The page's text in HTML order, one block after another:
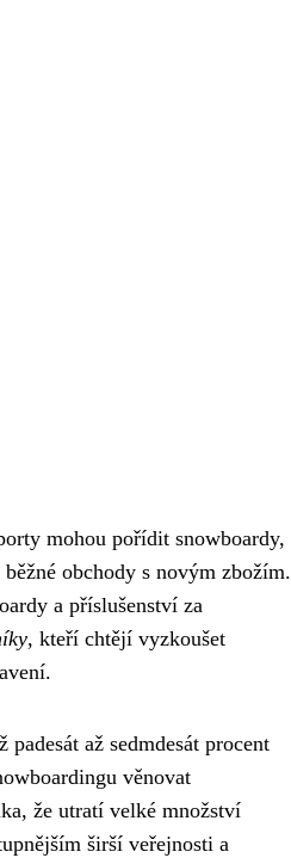
mohou pořídit snowboardy,
obchody s novým zbožím.
a příslušenství za
, kteří chtějí vyzkoušet
padesát až sedmdesát procent
věnovat
že utratí velké množství
širší veřejnosti a